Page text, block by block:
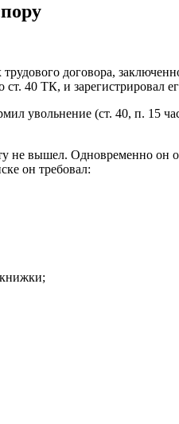
договора,
40 ТК, и зарегистрировал
увольнение (ст. 40, п. 15
вышел. Одновременно он
он требовал:
книжки;